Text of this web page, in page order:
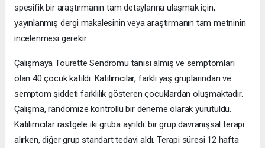
spesifik bir araştırmanın tam detaylarına ulaşmak için,
yayınlanmış dergi makalesinin veya araştırmanın tam metninin
incelenmesi gerekir.
Çalışmaya Tourette Sendromu tanısı almış ve semptomları
olan 40 çocuk katıldı. Katılımcılar, farklı yaş gruplarından ve
semptom şiddeti farklılık gösteren çocuklardan oluşmaktadır.
Çalışma, randomize kontrollü bir deneme olarak yürütüldü.
Katılımcılar rastgele iki gruba ayrıldı: bir grup davranışsal terapi
alırken, diğer grup standart tedavi aldı. Terapi süresi 12 hafta